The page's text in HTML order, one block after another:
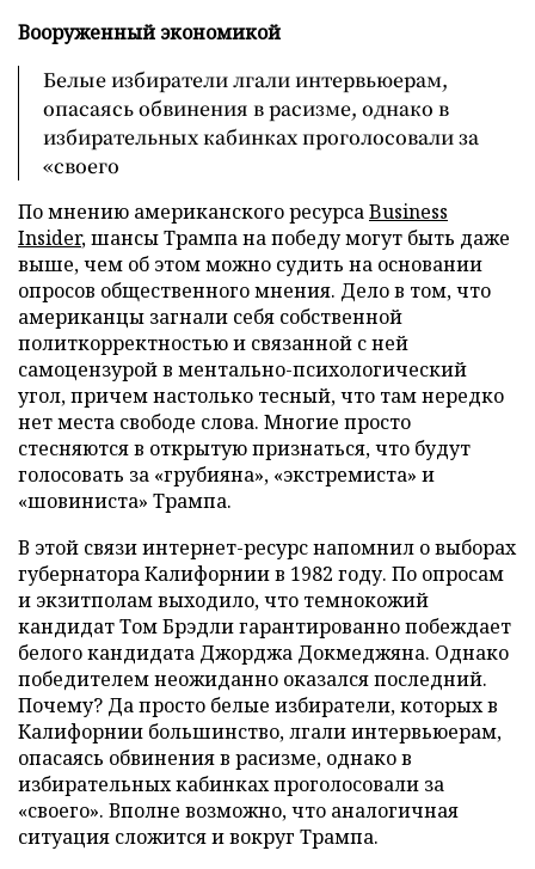
Вооруженный экономикой
Белые избиратели лгали интервьюерам,
опасаясь обвинения в расизме, однако в
избирательных кабинках проголосовали за
«своего
По мнению американского ресурсаBusiness
Insider, шансы Трампа на победу могут быть даже
выше, чем об этом можно судить на основании
опросов общественного мнения. Дело в том, что
американцы загнали себя собственной
политкорректностью и связанной с ней
самоцензурой в ментально-психологический
угол, причем настолько тесный, что там нередко
нет места свободе слова. Многие просто
стесняются в открытую признаться, что будут
голосовать за «грубияна», «экстремиста» и
«шовиниста» Трампа.
В этой связи интернет-ресурс напомнил о выборах
губернатора Калифорнии в 1982 году. По опросам
и экзитполам выходило, что темнокожий
кандидат Том Брэдли гарантированно побеждает
белого кандидата Джорджа Докмеджяна. Однако
победителем неожиданно оказался последний.
Почему? Да просто белые избиратели, которых в
Калифорнии большинство, лгали интервьюерам,
опасаясь обвинения в расизме, однако в
избирательных кабинках проголосовали за
«своего». Вполне возможно, что аналогичная
ситуация сложится и вокруг Трампа.